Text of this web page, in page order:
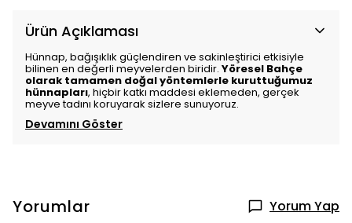
Ürün Açıklaması
Hünnap, bağışıklık güçlendiren ve sakinleştirici etkisiyle
bilinen en değerli meyvelerden biridir. Yöresel Bahçe
olarak tamamen doğal yöntemlerle kuruttuğumuz
hünnapları, hiçbir katkı maddesi eklemeden, gerçek
meyve tadını koruyarak sizlere sunuyoruz.
Devamını Göster
Yorumlar Yorum Yap